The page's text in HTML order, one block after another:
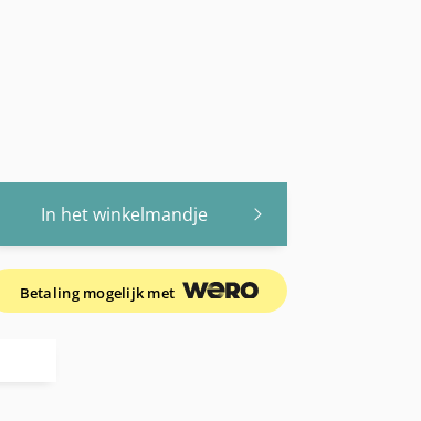
In het winkelmandje
Betaling mogelijk met